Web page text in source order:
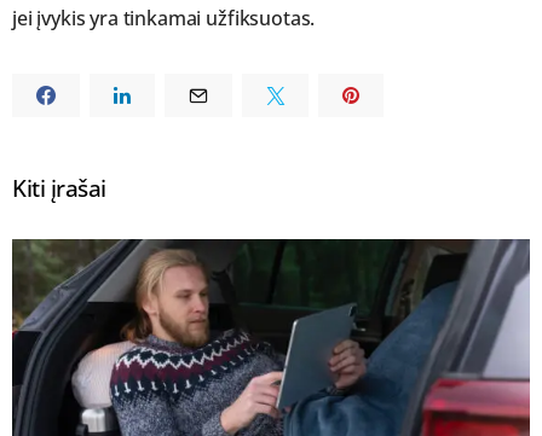
jei įvykis yra tinkamai užfiksuotas.
Kiti įrašai